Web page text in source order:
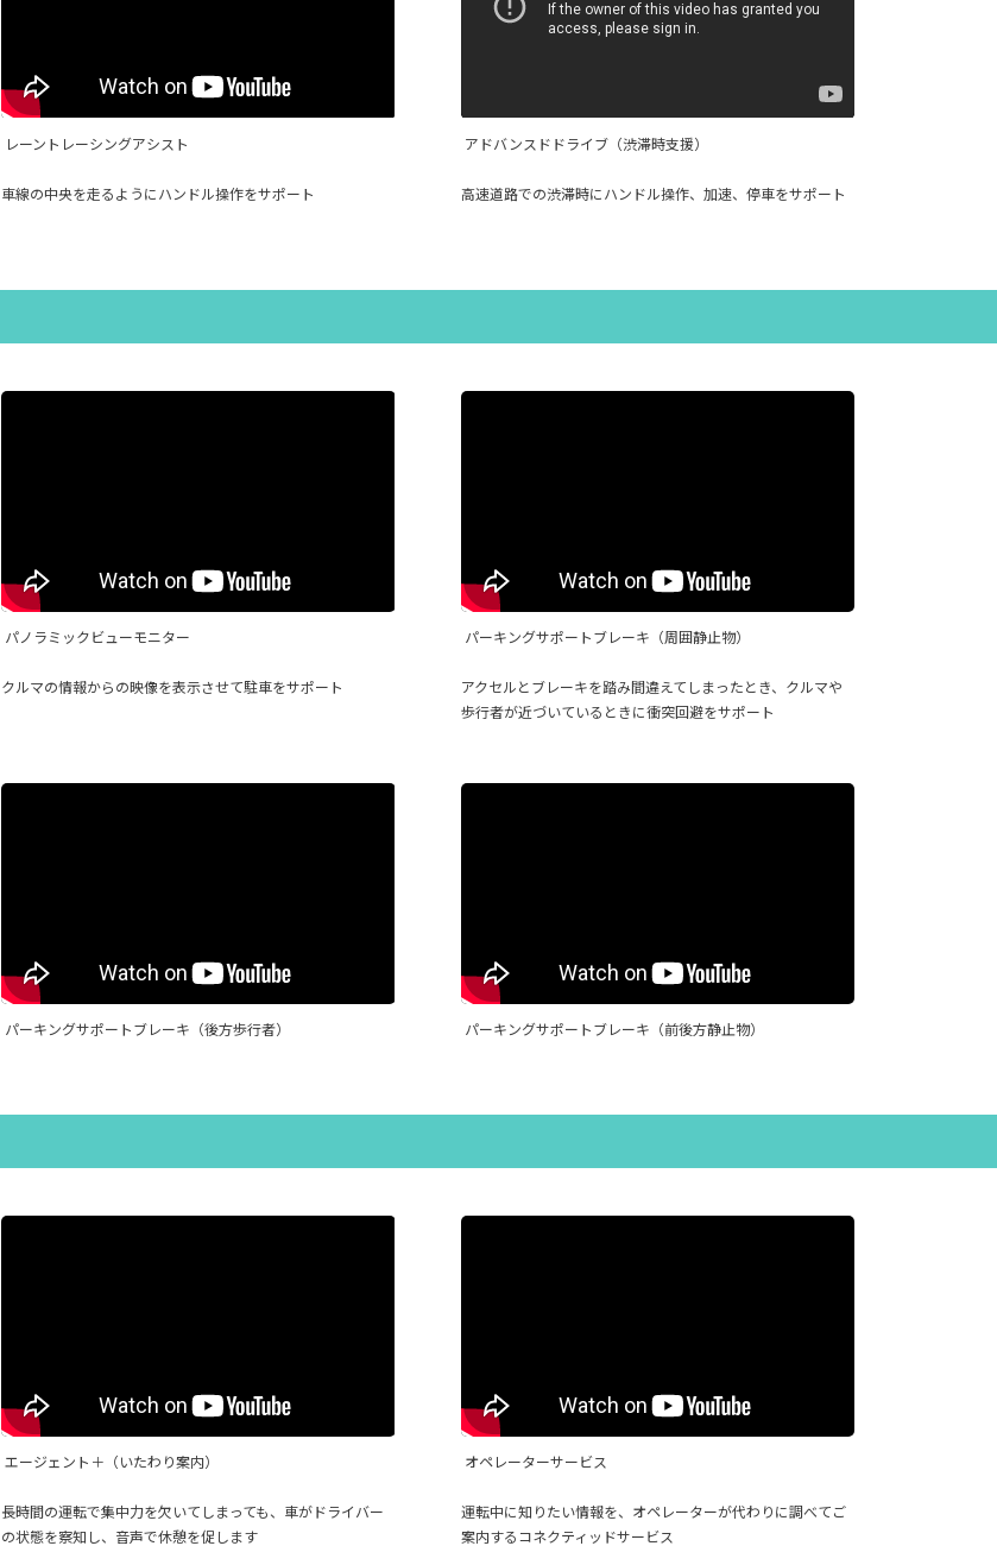
レーントレーシングアシスト
車線の中央を走るようにハンドル操作をサポート
アドバンスドドライブ（渋滞時支援）
高速道路での渋滞時にハンドル操作、加速、停車をサポート
パノラミックビューモニター
クルマの情報からの映像を表示させて駐車をサポート
パーキングサポートブレーキ（周囲静止物）
アクセルとブレーキを踏み間違えてしまったとき、クルマや
歩行者が近づいているときに衝突回避をサポート
パーキングサポートブレーキ（後方歩行者） パーキングサポートブレーキ（前後方静止物）
エージェント＋（いたわり案内）
長時間の運転で集中力を欠いてしまっても、車がドライバー
の状態を察知し、音声で休憩を促します
オペレーターサービス
運転中に知りたい情報を、オペレーターが代わりに調べてご
案内するコネクティッドサービス